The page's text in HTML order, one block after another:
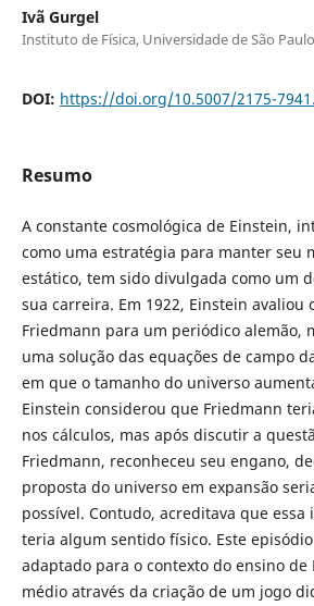
Ivã Gurgel
Instituto de Física, Universidade de São Paulo
DOI: https://doi.org/10.5007/2175-
Resumo
A constante cosmológica de Einstein,
como uma estratégia para manter seu
estático, tem sido divulgada como um
sua carreira. Em 1922, Einstein avaliou
Friedmann para um periódico alemão,
uma solução das equações de campo
em que o tamanho do universo
Einstein considerou que Friedmann
nos cálculos, mas após discutir a
Friedmann, reconheceu seu engano,
proposta do universo em expansão
possível. Contudo, acreditava que
teria algum sentido físico. Este
adaptado para o contexto do ensino de
médio através da criação de um jogo